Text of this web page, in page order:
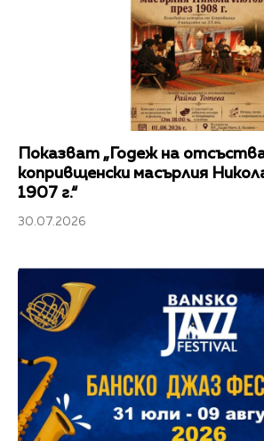
Показват „Годеж на
копривщенски масърлия
1907 г.“
30.07.2026